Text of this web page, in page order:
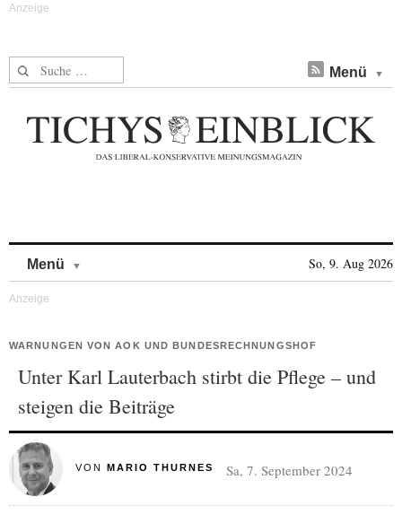
Suche nach: Menü
Menü So, 9. Aug 2026
WARNUNGEN VON AOK UND BUNDESRECHNUNGSHOF
Unter Karl Lauterbach stirbt die Pflege – und
steigen die Beiträge
VON MARIO THURNES Sa, 7. September 2024